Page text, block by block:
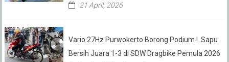
21 April, 2026
Vario 27Hz Purwokerto Borong Podium ! Sapu
Bersih Juara 1-3 di SDW Dragbike Pemula 2026